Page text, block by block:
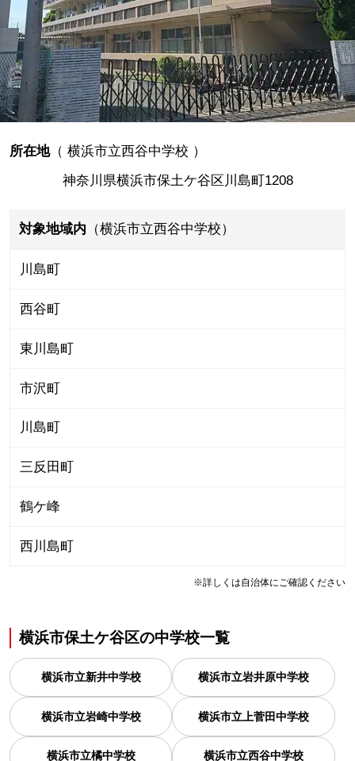
所在地（ 横浜市立西谷中学校 ）
神奈川県横浜市保土ケ谷区川島町1208
対象地域内 （横浜市立西谷中学校）
川島町
西谷町
東川島町
市沢町
川島町
三反田町
鶴ケ峰
西川島町
※詳しくは自治体にご確認ください
横浜市保土ケ谷区の中学校一覧
横浜市立新井中学校 横浜市立岩井原中学校
横浜市立岩崎中学校 横浜市立上菅田中学校
横浜市立橘中学校 横浜市立西谷中学校